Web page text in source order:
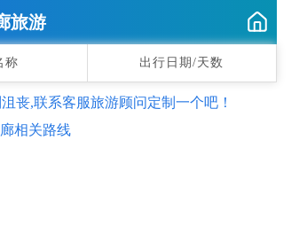
旅游
称 出行日期/天数
丧,联系客服旅游顾问定制一个吧！
相关路线